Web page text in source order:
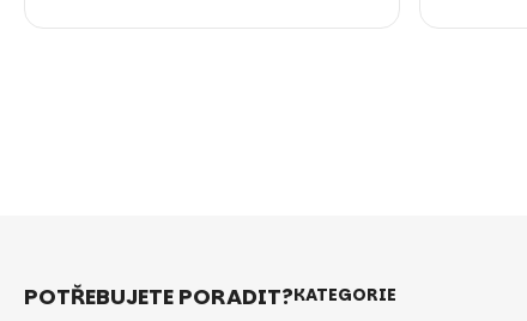
POTŘEBUJETE PORADIT?KATEGORIE